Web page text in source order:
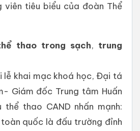
tiêu biểu của đoàn Thể
thao trong sạch, trung
lễ khai mạc khoá học, Đại tá
Giám đốc Trung tâm Huấn
thể thao CAND nhấn mạnh:
quốc là đấu trường đỉnh